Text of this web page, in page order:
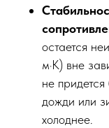
остается
м·К) вне
не
дожди или
холоднее.